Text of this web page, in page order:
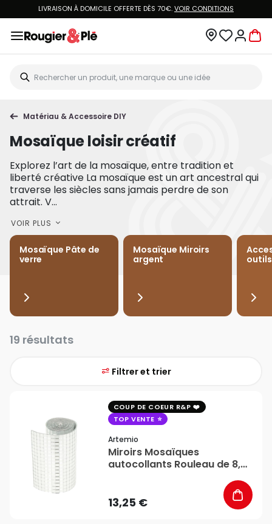
VOUS ÊTES CLIENT ROUGIER&PLÉ ? CRÉEZ UN NOUVEAU MOT DE PASSE ET
ÀVOTRE COMPTE.
Matériau & Accessoire DIY
Mosaïque loisir créatif
Explorez l’art de la mosaïque, entre tradition et
liberté créative La mosaïque est un art ancestral qui
traverse les siècles sans jamais perdre de son
attrait. V...
VOIR PLUS
Mosaïque Pâte de
verre
Mosaïque Miroirs
argent
19 résultats
Filtrer et trier
COUP DE COEUR R&P
TOP VENTE
Artemio
Miroirs Mosaïques
autocollants Rouleau de 8,5
13,25 €